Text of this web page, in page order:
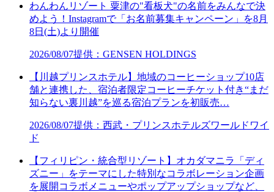
わんわんリゾート 粟津の"看板犬"の名前をみんなで決
めよう！Instagramで「お名前募集キャンペーン」を8月
8日(土)より開催
2026/08/07提供：GENSEN HOLDINGS
【川越プリンスホテル】地域のコーヒーショップ10店
舗と連携した、宿泊者限定コーヒーチケット付き“まだ
知らない裏川越”を巡る宿泊プランを初販売…
2026/08/07提供：西武・プリンスホテルズワールドワイ
ド
【フィリピン・統合型リゾート】オカダマニラ「ディ
ズニー」をテーマにした特別なコラボレーション企画
を展開コラボメニューやポップアップショップなど、